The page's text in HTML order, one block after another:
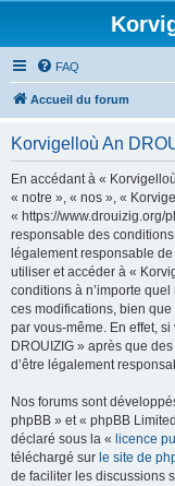
FAQ
Accueil du forum
Korvigelloù An
En accédant à «
« notre », « nos », «
« https://www.drouizig.org/
responsable des conditions
légalement responsable
utiliser et accéder à «
conditions à n’importe
ces modifications, bien
par vous-même. En effet,
DROUIZIG » après que
d’être légalement
Nos forums sont
phpBB » et « phpBB
déclaré sous la « licence
téléchargé sur le site de
de faciliter les discussions